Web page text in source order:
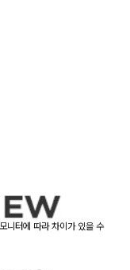
니터에 따라 차이가 있을 수